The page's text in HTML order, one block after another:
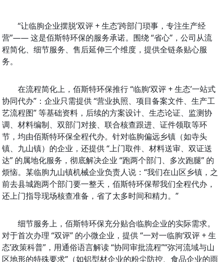
“让临朐企业摆脱‘双评 + 生态’跨部门琐事，专注生产经
营”—— 这是佰斯特环保的服务承诺。围绕 “省心”，公司从流
程简化、细节服务、售后延伸三个维度，提供全链条贴心服
务。
在流程简化上，佰斯特环保推行 “临朐‘双评 + 生态’一站式
协同代办”：企业只需提供 “营业执照、项目备案文件、生产工
艺流程图” 等基础资料，后续的方案设计、生态论证、监测协
调、材料编制、双部门对接、联合核查跟进、证件领取等环
节，均由佰斯特环保全程代办。针对临朐偏远乡镇（如寺头
镇、九山镇）的企业，还提供 “上门取件、材料送审、双证送
达” 的属地化服务，彻底解决企业 “跑两个部门、多次跑腿” 的
烦恼。某临朐九山镇机械企业负责人说：“我们在山区乡镇，之
前去县城跑两个部门要一整天，佰斯特环保帮我们全程代办，
还上门指导现场核查准备，省了太多时间和精力。”
细节服务上，佰斯特环保充分贴合临朐企业的实际需求。
对于首次办理 “双评” 的小微企业，提供 “一对一临朐‘双评 + 生
态’政策科普”，用通俗语言解读 “协同审批流程”“弥河流域与山
区地形的特殊要求”（如铝型材企业的粉尘防控、食品企业的雨